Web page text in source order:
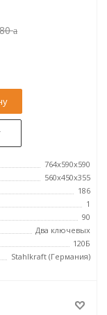
764x590x590
560x450x355
186
1
90
Два ключевых
120Б
Stahlkraft (Германия)